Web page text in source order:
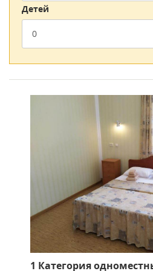
различных категорий: корпус
этажей), «Западный» (3 этажа),
предусмотрен специальный вход
на этажи ниже. Парк включает
номера, тематические, для семей
Санаторий предлагает
проводятся занятия по ЛФК. Есть
отдыха, удобные качели.
Вне зависимости от категории
холодильник, ТВ, систему
«Эконом» кондиционеры не
нужен сейф, заселитесь в номер
Посетители санатория могут
тренажерами, которые есть как
Детей
1 Категория